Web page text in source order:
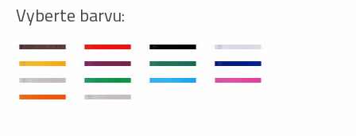
Vyberte barvu: